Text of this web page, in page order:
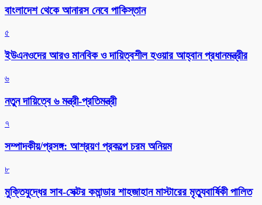
বাংলাদেশ থেকে আনারস নেবে পাকিস্তান
৫
ইউএনওদের আরও মানবিক ও দায়িত্বশীল হওয়ার আহ্বান প্রধানমন্ত্রীর
৬
নতুন দায়িত্বে ৬ মন্ত্রী-প্রতিমন্ত্রী
৭
সম্পাদকীয়/প্রসঙ্গ: আশ্রয়ণ প্রকল্পে চরম অনিয়ম
৮
মুক্তিযুদ্ধের সাব-সেক্টর কমান্ডার শাহজাহান মাস্টারের মৃত্যুবার্ষিকী পালিত